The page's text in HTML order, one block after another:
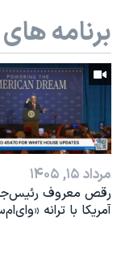
نرگس محمدی برنده
همایش
صفحه‌های ویژه
سفر پرزیدنت
برنامه
مرداد ۱۵, ۱۴۰۵
رقص معروف
آمریکا با ترانه